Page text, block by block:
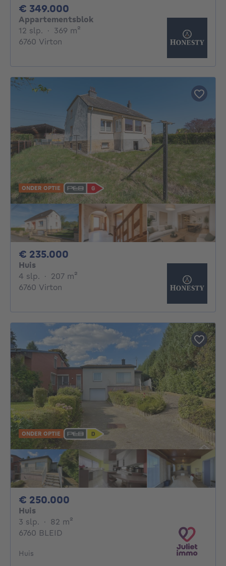
€ 349.000
Appartementsblok
12 slp. 12 slaapkamers
· 369 m²
6760 Virton
ONDER OPTIE
€ 235.000
Huis
4 slp. 4 slaapkamers
· 207 m²
6760 Virton
ONDER OPTIE
€ 250.000
Huis
3 slp. 3 slaapkamers
· 82 m²
6760 BLEID
Huis